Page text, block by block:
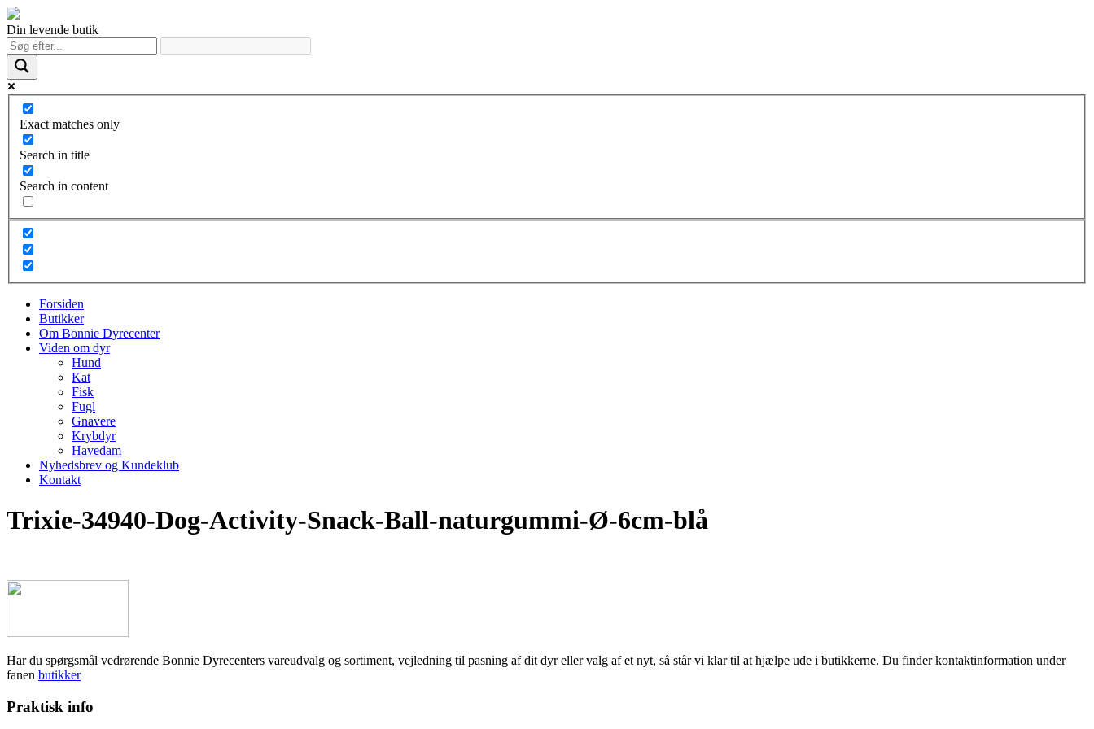
Din levende butik
Exact matches only
Search in title
Search in content
Forsiden
Butikker
Om Bonnie Dyrecenter
Viden om dyr
Hund
Kat
Fisk
Fugl
Gnavere
Krybdyr
Havedam
Nyhedsbrev og Kundeklub
Kontakt
Trixie-34940-Dog-Activity-Snack-Ball-naturgummi-Ø-6cm-blå
Har du spørgsmål vedrørende Bonnie Dyrecenters vareudvalg og sortiment, vejledning til pasning af dit dyr eller valg af et nyt, så står vi klar til at hjælpe ude i butikkerne. Du finder kontaktinformation under
fanen butikker
Praktisk info